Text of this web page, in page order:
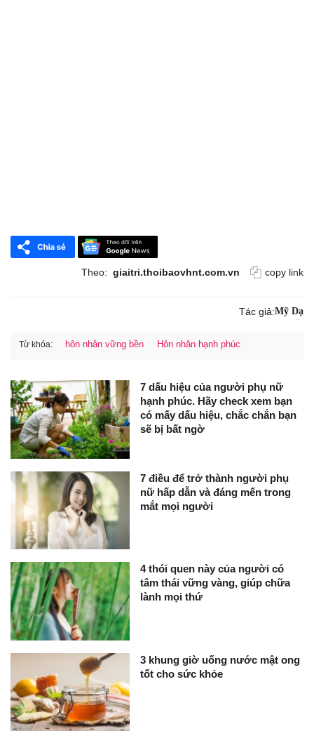
Theo: giaitri.thoibaovhnt.com.vn copy link
Tác giả:Mỹ Dạ
Từ khóa: hôn nhân vững bền Hôn nhân hạnh phúc
7 dấu hiệu của người phụ nữ
hạnh phúc. Hãy check xem bạn
có mấy dấu hiệu, chắc chắn bạn
sẽ bị bất ngờ
7 điều để trở thành người phụ
nữ hấp dẫn và đáng mến trong
mắt mọi người
4 thói quen này của người có
tâm thái vững vàng, giúp chữa
lành mọi thứ
3 khung giờ uống nước mật ong
tốt cho sức khỏe